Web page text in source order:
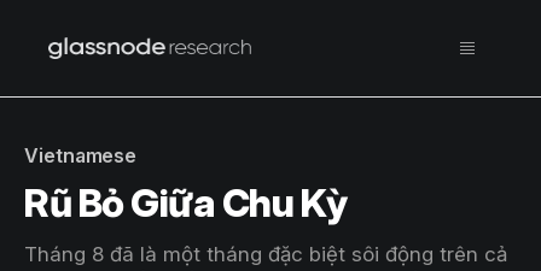
Vietnamese
Rũ Bỏ Giữa Chu Kỳ
Tháng 8 đã là một tháng đặc biệt sôi động trên cả